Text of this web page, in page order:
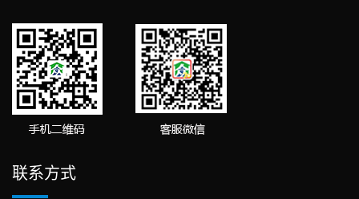
联系方式